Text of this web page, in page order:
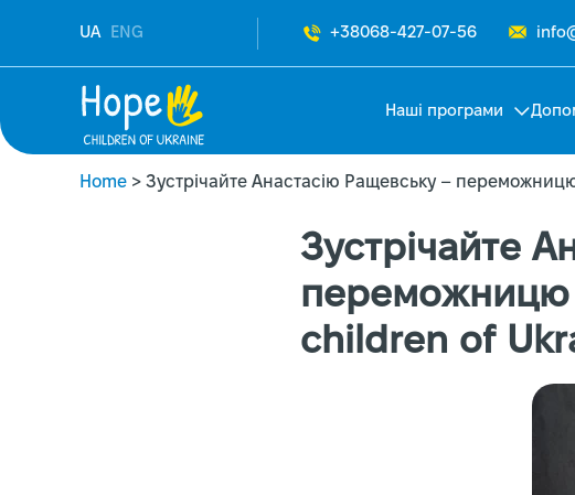
UA ENG +38068-427-07-56
Наші програми
Home > Зустрічайте Анастасію Ращевську –
Зустрічайте
переможницю
children of